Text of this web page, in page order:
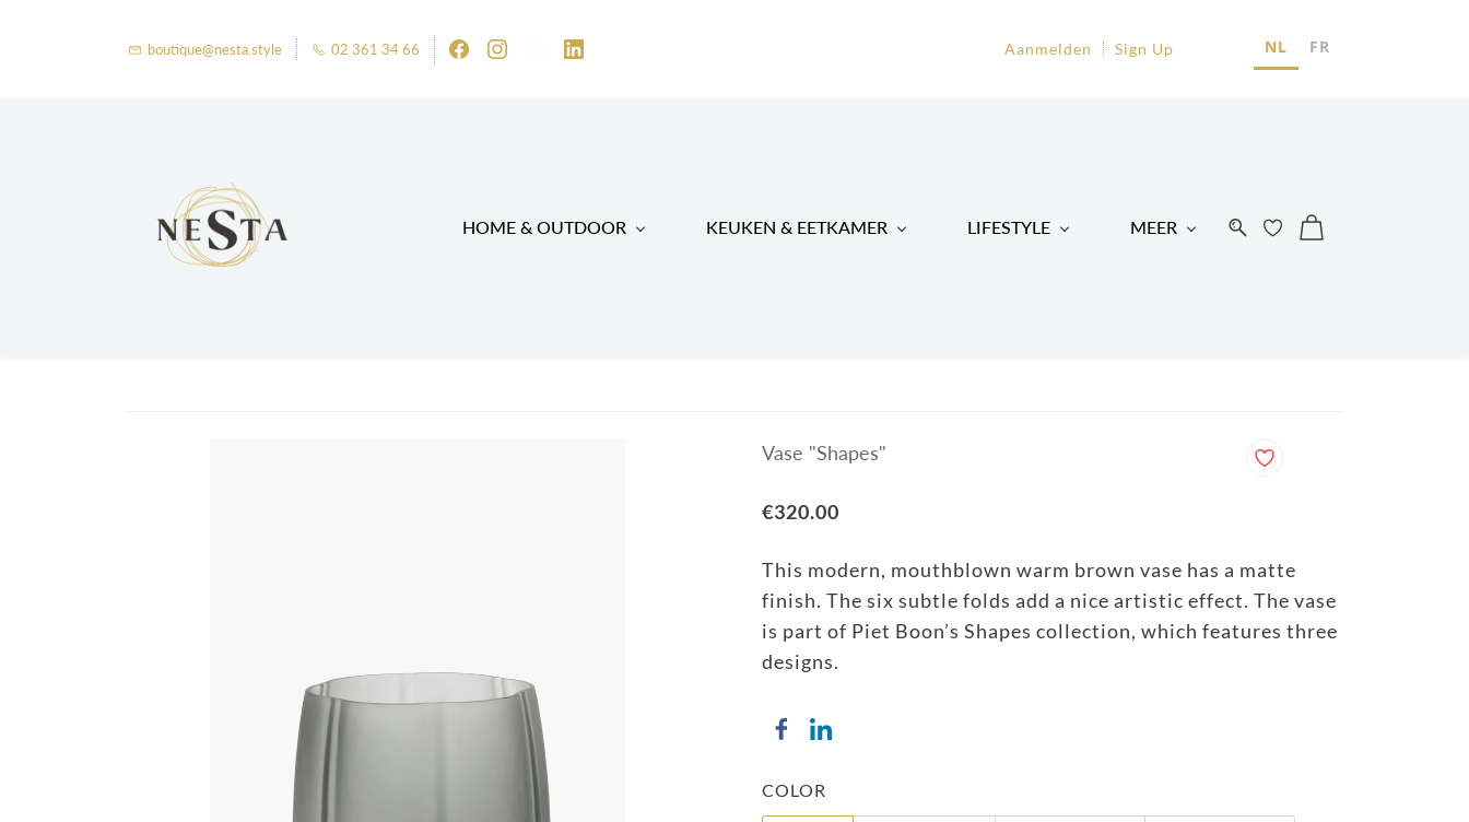
boutique@nesta.style 02 361 34 66 Aanmelden Sign Up NL FR
HOME & OUTDOOR KEUKEN & EETKAMER LIFESTYLE MEER
Vase "Shapes"
€320.00
This modern, mouthblown warm brown vase has a matte
finish. The six subtle folds add a nice artistic effect. The vase
is part of Piet Boon’s Shapes collection, which features three
designs.
COLOR